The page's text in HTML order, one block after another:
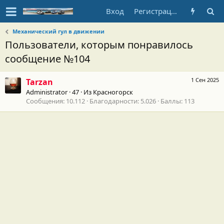
Вход Регистрация
Механический гул в движении
Пользователи, которым понравилось
сообщение №104
1 Сен 2025
Tarzan
Administrator ·47 · Из Красногорск
Сообщения 10.112 Благодарности 5.026 Баллы 113